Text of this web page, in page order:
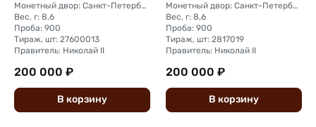
Монетный двор: Санкт-Петербургский монетный двор
Вес, г: 8,6
Проба: 900
Тираж, шт: 27600013
Правитель: Николай II
200 000 ₽
В корзину
Монетный двор: Санкт-Петербургский монетный двор
Вес, г: 8,6
Проба: 900
Тираж, шт: 2817019
Правитель: Николай II
200 000 ₽
В корзину